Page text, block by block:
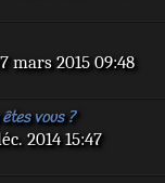
mars 2015 09:48
vous ?
2014 15:47